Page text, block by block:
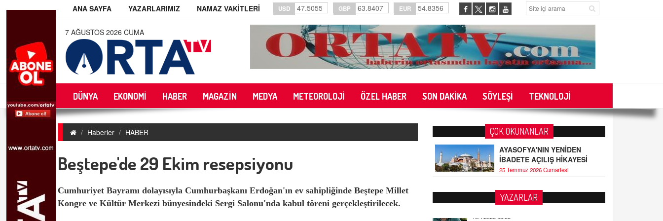
ANA SAYFA YAZARLARIMIZ NAMAZ VAKİTLERİ USD 47.5055 GBP 63.8407 EUR 54.8356
7 AĞUSTOS 2026 CUMA
DÜNYA EKONOMİ HABER MAGAZİN MEDYA METEOROLOJİ ÖZEL HABER SON DAKİKA SÖYLEŞİ TEKNOLOJİ
Haberler HABER
Beştepe'de 29 Ekim resepsiyonu
Cumhuriyet Bayramı dolayısıyla Cumhurbaşkanı Erdoğan'ın ev sahipliğinde Beştepe Millet
Kongre ve Kültür Merkezi bünyesindeki Sergi Salonu'nda kabul töreni gerçekleştirilecek.
ÇOK OKUNANLAR
AYASOFYA'NIN YENİDEN
İBADETE AÇILIŞ HİKAYESİ
25 Temmuz 2026 Cumartesi
YAZARLAR